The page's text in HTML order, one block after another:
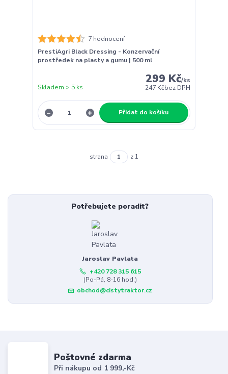
7 hodnocení
PrestiAgri Black Dressing - Konzervační
prostředek na plasty a gumu | 500 ml
299 Kč/ks
247 Kčbez DPH
Skladem > 5 ks
Přidat do košíku
strana z 1
Potřebujete poradit?
Jaroslav Pavlata
+420 728 315 615
(Po-Pá, 8-16 hod.)
obchod@cistytraktor.cz
Poštovné zdarma
Při nákupu od 1 999,-Kč